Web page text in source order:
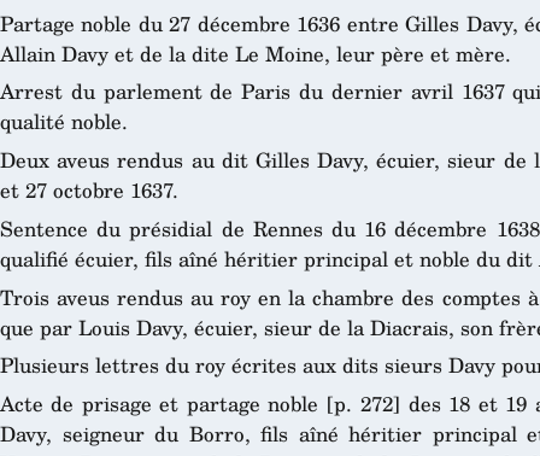
Partage noble du 27 décembre 1636 entre Gilles Davy,
Allain Davy et de la dite Le Moine, leur père et mère.
Arrest du parlement de Paris du dernier avril 1637
qualité noble.
Deux aveus rendus au dit Gilles Davy, écuier, sieur
et 27 octobre 1637.
Sentence du présidial de Rennes du 16 décembre
qualifié écuier, fils aîné héritier principal et noble du dit
Trois aveus rendus au roy en la chambre des
que par Louis Davy, écuier, sieur de la Diacrais, son
Plusieurs lettres du roy écrites aux dits sieurs Davy
Acte de prisage et partage noble [p. 272] des 18 et
Davy, seigneur du Borro, fils aîné héritier principal